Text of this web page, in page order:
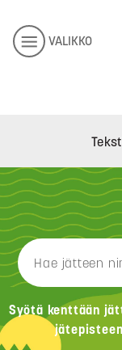
VALIKKO
Syötä kenttään